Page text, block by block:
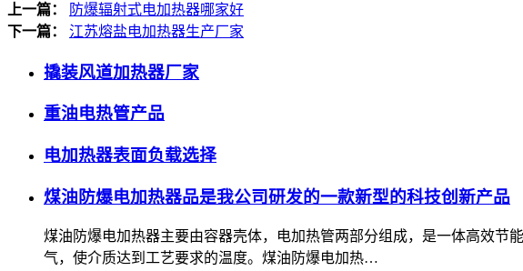
上一篇：
防爆辐射式电加热器哪家好
下一篇：
江苏熔盐电加热器生产厂家
撬装风道加热器厂家
重油电热管产品
电加热器表面负载选择
煤油防爆电加热器品是我公司研发的一款新型的科技创新产品
煤油防爆电加热器主要由容器壳体，电加热管两部分组成，是一体高效节
气，使介质达到工艺要求的温度。煤油防爆电加热…